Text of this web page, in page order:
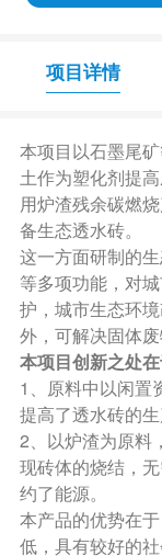
项目详情
本项目以石墨尾
土作为塑化剂提
用炉渣残余碳燃
备生态透水砖。
这一方面研制的
等多项功能，对
护，城市生态环
外，可解决固体
本项目创新之处在
1、原料中以闲置
提高了透水砖的
2、以炉渣为原料
现砖体的烧结，
约了能源。
本产品的优势在
低，具有较好的社